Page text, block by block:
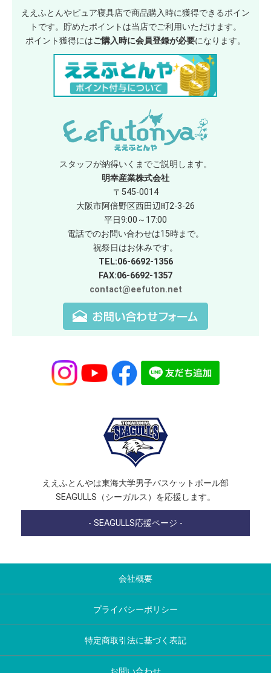
ええふとんやピュア寝具店で商品購入時に獲得できるポイン
トです。貯めたポイントは当店でご利用いただけます。
ポイント獲得にはご購入時に会員登録が必要になります。
スタッフが納得いくまでご説明します。
明幸産業株式会社
〒545-0014
大阪市阿倍野区西田辺町2-3-26
平日9:00～17:00
電話でのお問い合わせは15時まで。
祝祭日はお休みです。
TEL:06-6692-1356
FAX:06-6692-1357
contact@eefuton.net
ええふとんやは東海大学男子バスケットボール部
SEAGULLS（シーガルス）を応援します。
- SEAGULLS応援ページ -
会社概要
プライバシーポリシー
特定商取引法に基づく表記